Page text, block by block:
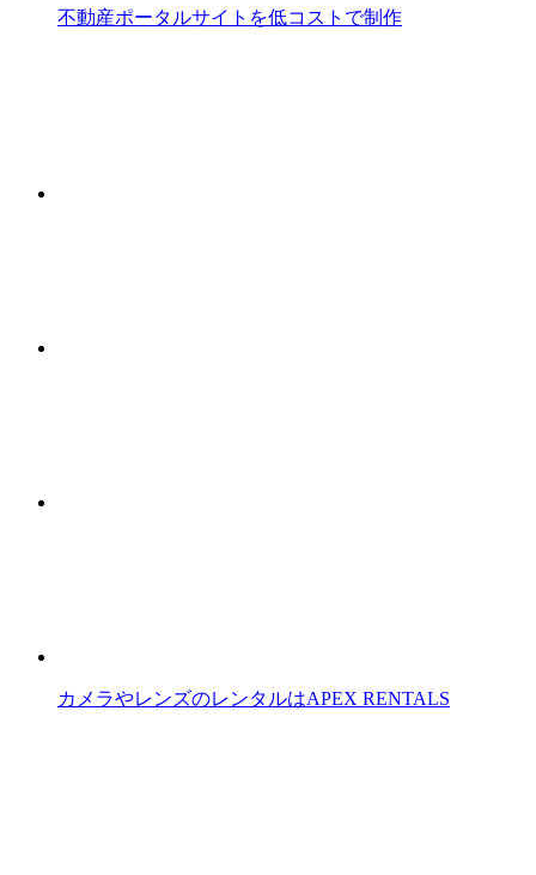
不動産ポータルサイトを低コストで制作
カメラやレンズのレンタルはAPEX RENTALS